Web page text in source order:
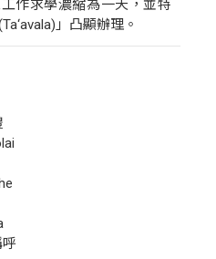
作求學濃縮為一天，並特
」凸顯辦理。